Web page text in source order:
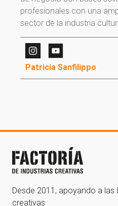
Ir a la
profesionales con una
sector de la industria
Patricia Sanfilippo
Desde 2011, apoyando a
creativas